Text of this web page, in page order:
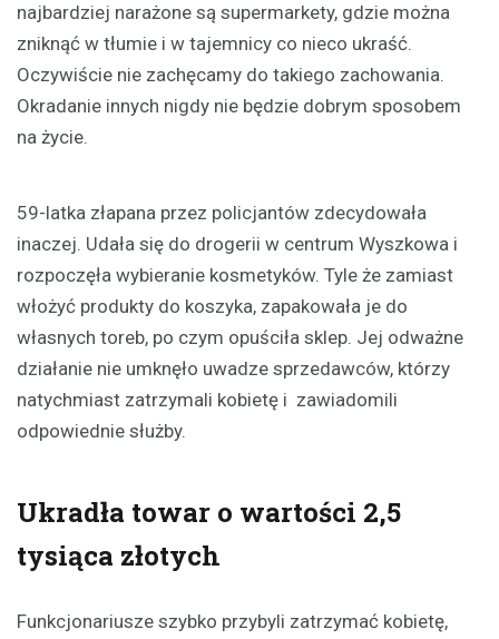
najbardziej narażone są supermarkety, gdzie można
zniknąć w tłumie i w tajemnicy co nieco ukraść.
Oczywiście nie zachęcamy do takiego zachowania.
Okradanie innych nigdy nie będzie dobrym sposobem
na życie.
59-latka złapana przez policjantów zdecydowała
inaczej. Udała się do drogerii w centrum Wyszkowa i
rozpoczęła wybieranie kosmetyków. Tyle że zamiast
włożyć produkty do koszyka, zapakowała je do
własnych toreb, po czym opuściła sklep. Jej odważne
działanie nie umknęło uwadze sprzedawców, którzy
natychmiast zatrzymali kobietę i zawiadomili
odpowiednie służby.
Ukradła towar o wartości 2,5
tysiąca złotych
Funkcjonariusze szybko przybyli zatrzymać kobietę,